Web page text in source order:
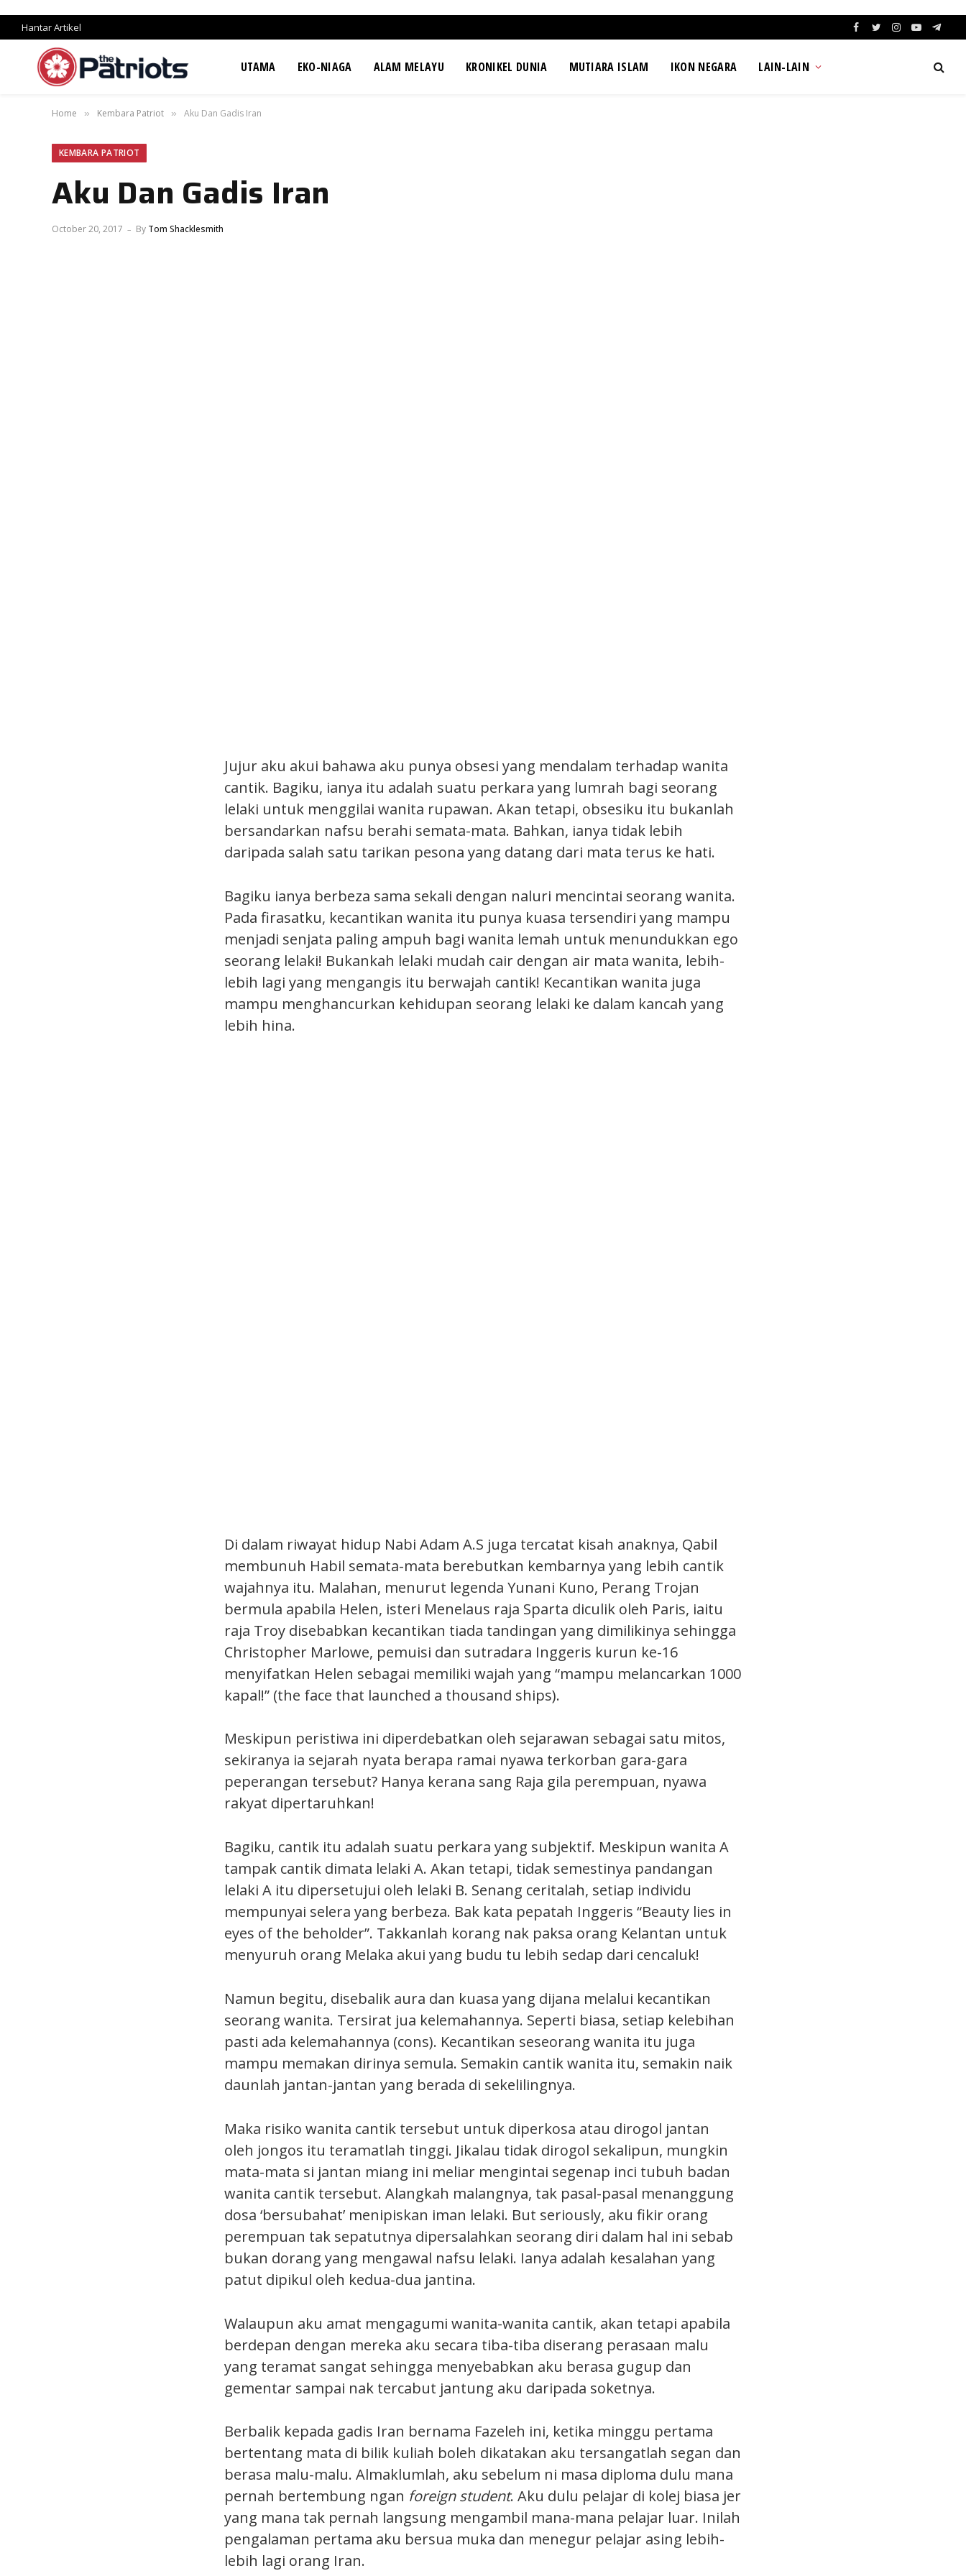
Hantar Artikel Facebook
TwitterInstagram
YouTube
UTAMA EKO-NIAGA ALAM MELAYU KRONIKEL DUNIA MUTIARA ISLAM IKON NEGARA LAIN-LAIN
Home » Kembara Patriot » Aku Dan Gadis Iran
KEMBARA PATRIOT
Aku Dan Gadis Iran
October 20, 2017 By Tom Shacklesmith
Jujur aku akui bahawa aku punya obsesi yang mendalam terhadap wanita
cantik. Bagiku, ianya itu adalah suatu perkara yang lumrah bagi seorang
lelaki untuk menggilai wanita rupawan. Akan tetapi, obsesiku itu bukanlah
bersandarkan nafsu berahi semata-mata. Bahkan, ianya tidak lebih
daripada salah satu tarikan pesona yang datang dari mata terus ke hati.
Bagiku ianya berbeza sama sekali dengan naluri mencintai seorang wanita.
Pada firasatku, kecantikan wanita itu punya kuasa tersendiri yang mampu
menjadi senjata paling ampuh bagi wanita lemah untuk menundukkan ego
seorang lelaki! Bukankah lelaki mudah cair dengan air mata wanita, lebih-
lebih lagi yang mengangis itu berwajah cantik! Kecantikan wanita juga
mampu menghancurkan kehidupan seorang lelaki ke dalam kancah yang
lebih hina.
Di dalam riwayat hidup Nabi Adam A.S juga tercatat kisah anaknya, Qabil
membunuh Habil semata-mata berebutkan kembarnya yang lebih cantik
wajahnya itu. Malahan, menurut legenda Yunani Kuno, Perang Trojan
bermula apabila Helen, isteri Menelaus raja Sparta diculik oleh Paris, iaitu
raja Troy disebabkan kecantikan tiada tandingan yang dimilikinya sehingga
Christopher Marlowe, pemuisi dan sutradara Inggeris kurun ke-16
menyifatkan Helen sebagai memiliki wajah yang “mampu melancarkan 1000
kapal!” (the face that launched a thousand ships).
Meskipun peristiwa ini diperdebatkan oleh sejarawan sebagai satu mitos,
sekiranya ia sejarah nyata berapa ramai nyawa terkorban gara-gara
peperangan tersebut? Hanya kerana sang Raja gila perempuan, nyawa
rakyat dipertaruhkan!
Bagiku, cantik itu adalah suatu perkara yang subjektif. Meskipun wanita A
tampak cantik dimata lelaki A. Akan tetapi, tidak semestinya pandangan
lelaki A itu dipersetujui oleh lelaki B. Senang ceritalah, setiap individu
mempunyai selera yang berbeza. Bak kata pepatah Inggeris “Beauty lies in
eyes of the beholder”. Takkanlah korang nak paksa orang Kelantan untuk
menyuruh orang Melaka akui yang budu tu lebih sedap dari cencaluk!
Namun begitu, disebalik aura dan kuasa yang dijana melalui kecantikan
seorang wanita. Tersirat jua kelemahannya. Seperti biasa, setiap kelebihan
pasti ada kelemahannya (cons). Kecantikan seseorang wanita itu juga
mampu memakan dirinya semula. Semakin cantik wanita itu, semakin naik
daunlah jantan-jantan yang berada di sekelilingnya.
Maka risiko wanita cantik tersebut untuk diperkosa atau dirogol jantan
oleh jongos itu teramatlah tinggi. Jikalau tidak dirogol sekalipun, mungkin
mata-mata si jantan miang ini meliar mengintai segenap inci tubuh badan
wanita cantik tersebut. Alangkah malangnya, tak pasal-pasal menanggung
dosa ‘bersubahat’ menipiskan iman lelaki. But seriously, aku fikir orang
perempuan tak sepatutnya dipersalahkan seorang diri dalam hal ini sebab
bukan dorang yang mengawal nafsu lelaki. Ianya adalah kesalahan yang
patut dipikul oleh kedua-dua jantina.
Walaupun aku amat mengagumi wanita-wanita cantik, akan tetapi apabila
berdepan dengan mereka aku secara tiba-tiba diserang perasaan malu
yang teramat sangat sehingga menyebabkan aku berasa gugup dan
gementar sampai nak tercabut jantung aku daripada soketnya.
Berbalik kepada gadis Iran bernama Fazeleh ini, ketika minggu pertama
bertentang mata di bilik kuliah boleh dikatakan aku tersangatlah segan dan
berasa malu-malu. Almaklumlah, aku sebelum ni masa diploma dulu mana
pernah bertembung ngan foreign student. Aku dulu pelajar di kolej biasa jer
yang mana tak pernah langsung mengambil mana-mana pelajar luar. Inilah
pengalaman pertama aku bersua muka dan menegur pelajar asing lebih-
lebih lagi orang Iran.